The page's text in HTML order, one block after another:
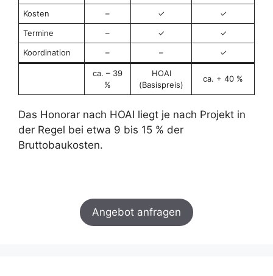
Kosten
– ✓︎
✓︎
Termine
– ✓︎
✓︎
Koordination
– – ✓︎
ca. – 39
%
HOAI
(Basispreis)
ca. + 40 %
Das Honorar nach HOAI liegt je nach Projekt in
der Regel bei etwa 9 bis 15 % der
Bruttobaukosten.
Angebot anfragen